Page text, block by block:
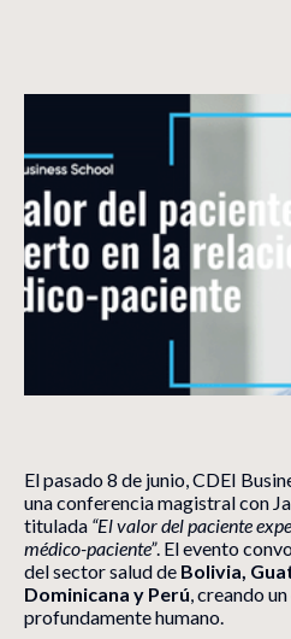
El pasado 8 de junio, CDEI
una conferencia magistral con
titulada “El valor del paciente
médico-paciente”. El evento
del sector salud de Bolivia,
Dominicana y Perú, creando
profundamente humano.